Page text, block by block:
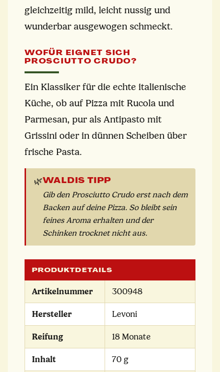
gleichzeitig mild, leicht nussig und
wunderbar ausgewogen schmeckt.
WOFÜR EIGNET SICH
PROSCIUTTO CRUDO?
Ein Klassiker für die echte italienische
Küche, ob auf Pizza mit Rucola und
Parmesan, pur als Antipasto mit
Grissini oder in dünnen Scheiben über
frische Pasta.
🌿WALDIS TIPP
Gib den Prosciutto Crudo erst nach dem
Backen auf deine Pizza. So bleibt sein
feines Aroma erhalten und der
Schinken trocknet nicht aus.
PRODUKTDETAILS
Artikelnummer 300948
Hersteller Levoni
Reifung 18 Monate
Inhalt 70 g